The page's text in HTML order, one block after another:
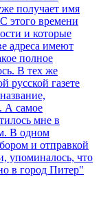
получает имя
этого времени
и которые
адреса имеют
полное
В тех же
русской газете
А самое
мне в
В одном
и отправкой
упоминалось, что
в город Питер"